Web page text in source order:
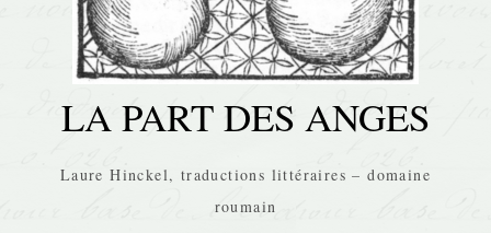
LA PART DES ANGES
Laure Hinckel, traductions littéraires – domaine
roumain